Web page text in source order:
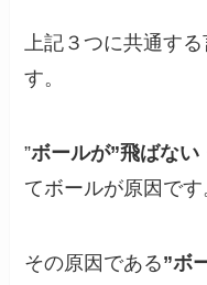
上記３つに共通する
す。
”ボールが”飛ばな
てボールが原因です
その原因である”ボ